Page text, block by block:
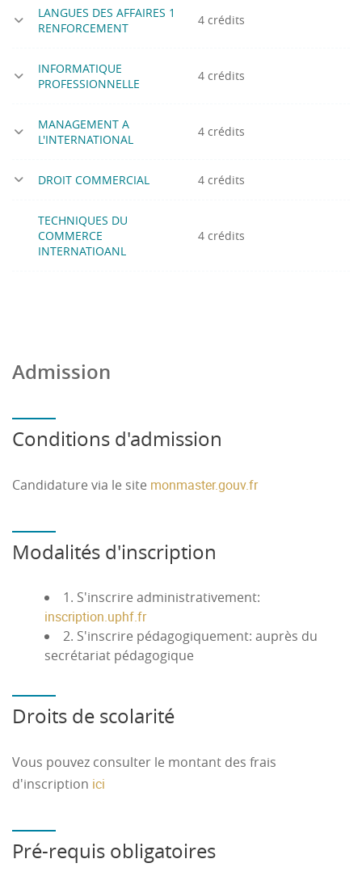
LANGUES DES AFFAIRES 1
RENFORCEMENT
4 crédits
INFORMATIQUE
PROFESSIONNELLE
4 crédits
MANAGEMENT A
L'INTERNATIONAL
4 crédits
DROIT COMMERCIAL 4 crédits
TECHNIQUES DU
COMMERCE
INTERNATIOANL
4 crédits
Admission
Conditions d'admission
Candidature via le site monmaster.gouv.fr
Modalités d'inscription
1. S'inscrire administrativement:
inscription.uphf.fr
2. S'inscrire pédagogiquement: auprès du
secrétariat pédagogique
Droits de scolarité
Vous pouvez consulter le montant des frais
d'inscription ici
Pré-requis obligatoires